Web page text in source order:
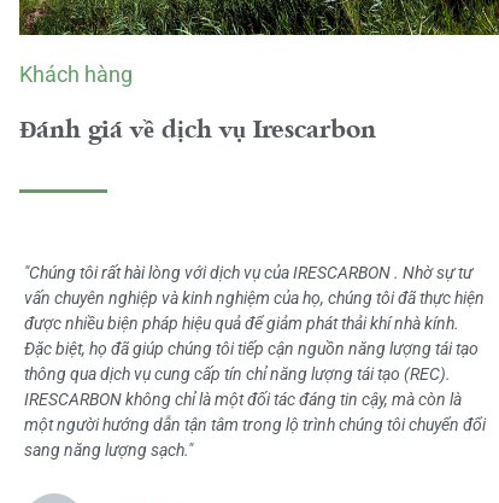
Khách hàng
Đánh giá về dịch vụ Irescarbon
"Chúng tôi rất hài lòng với dịch vụ của IRESCARBON . Nhờ sự tư
vấn chuyên nghiệp và kinh nghiệm của họ, chúng tôi đã thực hiện
được nhiều biện pháp hiệu quả để giảm phát thải khí nhà kính.
Đặc biệt, họ đã giúp chúng tôi tiếp cận nguồn năng lượng tái tạo
thông qua dịch vụ cung cấp tín chỉ năng lượng tái tạo (REC).
IRESCARBON không chỉ là một đối tác đáng tin cậy, mà còn là
một người hướng dẫn tận tâm trong lộ trình chúng tôi chuyển đổi
sang năng lượng sạch."